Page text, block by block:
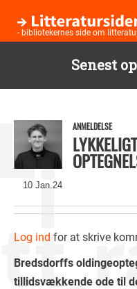
Senest
hovedindhold
- bibliotekernes side om
10 Jan.24
ANMELDELSE
Log ind for at skrive
Bredsdorffs
tillidsvækkende ode til